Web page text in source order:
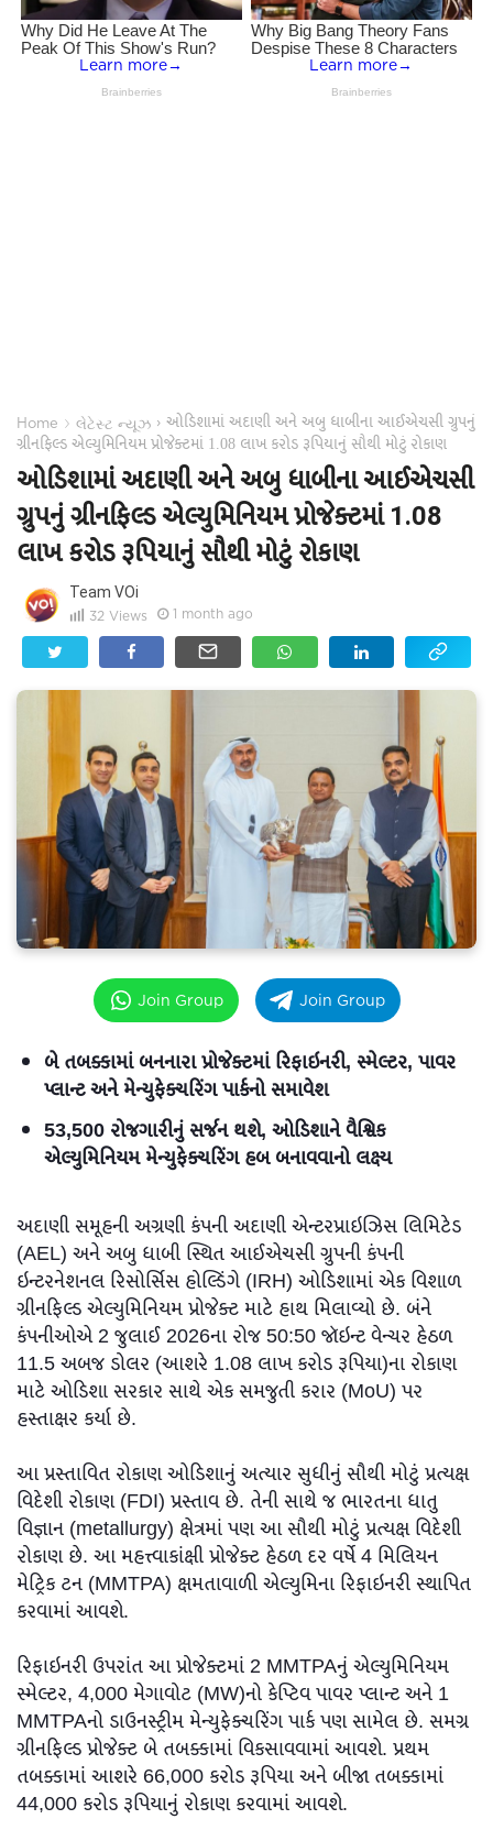
Home › લેટેસ્ટ ન્યૂઝ › ઓડિશામાં અદાણી અને અબુ ધાબીના આઈએચસી ગ્રુપનું
ગ્રીનફિલ્ડ એલ્યુમિનિયમ પ્રોજેક્ટમાં 1.08 લાખ કરોડ રૂપિયાનું સૌથી મોટું રોકાણ
ઓડિશામાં અદાણી અને અબુ ધાબીના આઈએચસી
ગ્રુપનું ગ્રીનફિલ્ડ એલ્યુમિનિયમ પ્રોજેક્ટમાં 1.08
લાખ કરોડ રૂપિયાનું સૌથી મોટું રોકાણ
Team VOi
32 Views 1 month ago
Join Group Join Group
બે તબક્કામાં બનનારા પ્રોજેક્ટમાં રિફાઇનરી, સ્મેલ્ટર, પાવર
પ્લાન્ટ અને મેન્યુફેક્ચરિંગ પાર્કનો સમાવેશ
53,500 રોજગારીનું સર્જન થશે, ઓડિશાને વૈશ્વિક
એલ્યુમિનિયમ મેન્યુફેક્ચરિંગ હબ બનાવવાનો લક્ષ્ય
અદાણી સમૂહની અગ્રણી કંપની અદાણી એન્ટરપ્રાઇઝિસ લિમિટેડ
(AEL) અને અબુ ધાબી સ્થિત આઈએચસી ગ્રુપની કંપની
ઇન્ટરનેશનલ રિસોર્સિસ હોલ્ડિંગે (IRH) ઓડિશામાં એક વિશાળ
ગ્રીનફિલ્ડ એલ્યુમિનિયમ પ્રોજેક્ટ માટે હાથ મિલાવ્યો છે. બંને
કંપનીઓએ 2 જુલાઈ 2026ના રોજ 50:50 જૉઇન્ટ વેન્ચર હેઠળ
11.5 અબજ ડોલર (આશરે 1.08 લાખ કરોડ રૂપિયા)ના રોકાણ
માટે ઓડિશા સરકાર સાથે એક સમજુતી કરાર (MoU) પર
હસ્તાક્ષર કર્યા છે.
આ પ્રસ્તાવિત રોકાણ ઓડિશાનું અત્યાર સુધીનું સૌથી મોટું પ્રત્યક્ષ
વિદેશી રોકાણ (FDI) પ્રસ્તાવ છે. તેની સાથે જ ભારતના ધાતુ
વિજ્ઞાન (metallurgy) ક્ષેત્રમાં પણ આ સૌથી મોટું પ્રત્યક્ષ વિદેશી
રોકાણ છે. આ મહત્ત્વાકાંક્ષી પ્રોજેક્ટ હેઠળ દર વર્ષે 4 મિલિયન
મેટ્રિક ટન (MMTPA) ક્ષમતાવાળી એલ્યુમિના રિફાઇનરી સ્થાપિત
કરવામાં આવશે.
રિફાઇનરી ઉપરાંત આ પ્રોજેક્ટમાં 2 MMTPAનું એલ્યુમિનિયમ
સ્મેલ્ટર, 4,000 મેગાવોટ (MW)નો કેપ્ટિવ પાવર પ્લાન્ટ અને 1
MMTPAનો ડાઉનસ્ટ્રીમ મેન્યુફેક્ચરિંગ પાર્ક પણ સામેલ છે. સમગ્ર
ગ્રીનફિલ્ડ પ્રોજેક્ટ બે તબક્કામાં વિકસાવવામાં આવશે. પ્રથમ
તબક્કામાં આશરે 66,000 કરોડ રૂપિયા અને બીજા તબક્કામાં
44,000 કરોડ રૂપિયાનું રોકાણ કરવામાં આવશે.